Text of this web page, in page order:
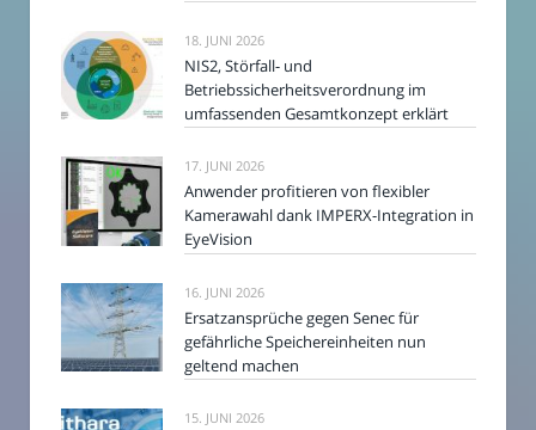
18. JUNI 2026
NIS2, Störfall- und
Betriebssicherheitsverordnung im
umfassenden Gesamtkonzept erklärt
17. JUNI 2026
Anwender profitieren von flexibler
Kamerawahl dank IMPERX-Integration in
EyeVision
16. JUNI 2026
Ersatzansprüche gegen Senec für
gefährliche Speichereinheiten nun
geltend machen
15. JUNI 2026